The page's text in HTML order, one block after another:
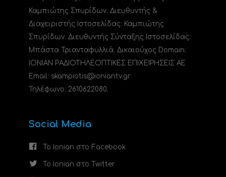
Καμπιώτης Σπυρίδων. Διευθυντής &
Διαχειριστής Ιστοσελίδας: Καμπιώτης
Σπυρίδων. Διευθυντής Σύνταξης Ιστοσελίδας:
Μπάστα Τριανταφυλλιά. Δικαιούχος Domain:
ΙΟΝΙΑΝ ΡΑΔΙΟΤΗΛΕΟΠΤΙΚΕΣ ΕΠΙΧΕΙΡΗΣΕΙΣ ΑΕ
Email: skampiotis@ioniantv.gr
Τηλέφωνο: 2610622080.
Social Media
Το Ionian στο Facebook
Το Ionian στο Twitter